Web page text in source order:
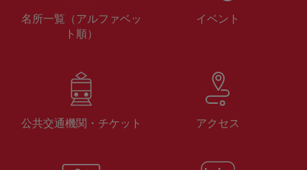
名所一覧（アルファベッ
ト順）
イベント
公共交通機関・チケット アクセス